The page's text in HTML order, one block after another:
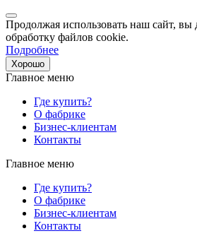
Продолжая использовать наш сайт, вы
обработку файлов cookie.
Подробнее
Хорошо
Главное меню
Где купить?
О фабрике
Бизнес-клиентам
Контакты
Главное меню
Где купить?
О фабрике
Бизнес-клиентам
Контакты